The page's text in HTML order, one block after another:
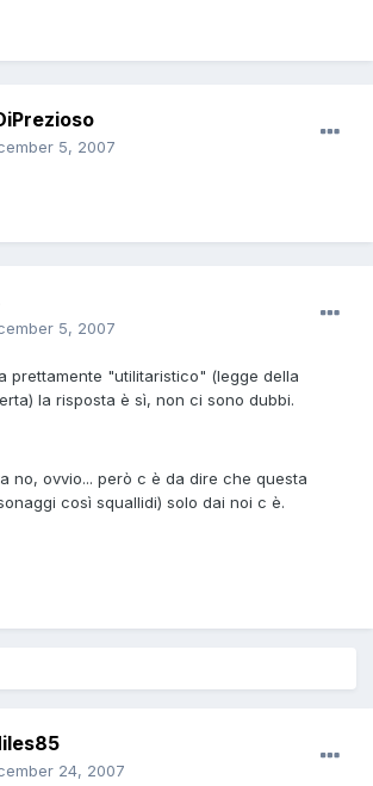
5, 2007
5, 2007
prettamente "utilitaristico" (legge della
la risposta è sì, non ci sono dubbi.
no, ovvio... però c è da dire che questa
così squallidi) solo dai noi c è.
24, 2007